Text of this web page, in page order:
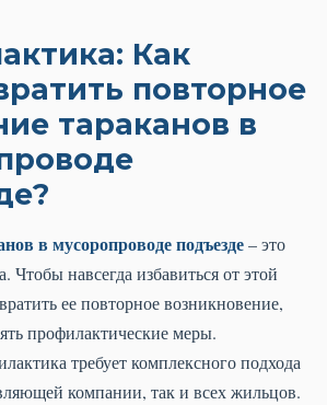
Как
повторное
тараканов в
в мусоропроводе подъезде– это
Чтобы навсегда избавиться от этой
ее повторное возникновение,
профилактические меры.
требует комплексного подхода
компании, так и всех жильцов.